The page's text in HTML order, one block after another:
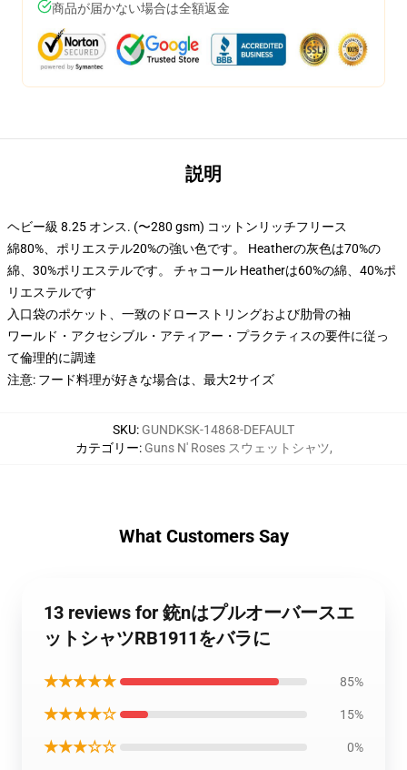
商品が届かない場合は全額返金
説明
ヘビー級 8.25 オンス. (〜280 gsm) コットンリッチフリース
綿80%、ポリエステル20%の強い色です。 Heatherの灰色は70%の
綿、30%ポリエステルです。 チャコール Heatherは60%の綿、40%ポ
リエステルです
入口袋のポケット、一致のドローストリングおよび肋骨の袖
ワールド・アクセシブル・アティアー・プラクティスの要件に従っ
て倫理的に調達
注意: フード料理が好きな場合は、最大2サイズ
SKU: GUNDKSK-14868-DEFAULT
カテゴリー: Guns N' Roses スウェットシャツ,
What Customers Say
13 reviews for 銃nはプルオーバースエ
ットシャツRB1911をバラに
★★★★★ 85%
★★★★☆ 15%
★★★☆☆ 0%